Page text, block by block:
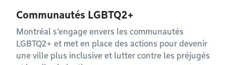
Communautés LGBTQ2+
Montréal s’engage envers les communautés
LGBTQ2+ et met en place des actions pour devenir
une ville plus inclusive et lutter contre les préjugés